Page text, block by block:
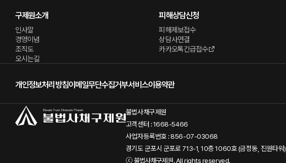
구제원소개
인사말
경영이념
조직도
오시는길
피해상담신청
피해제보접수
상담사연결
카카오톡긴급접수
개인정보처리방침이메일무단수집거부서비스이용약관
불법사채구제원
고객센터 : 1668-5466
사업자등록번호 : 856-07-03068
경기도 군포시 군포로 713-1, 10층 1060호 (금정동, 진원타워)
ⓒ불법사채구제원. All rights reserved.